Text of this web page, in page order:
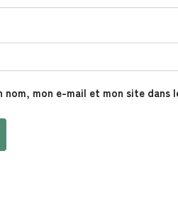
nom, mon e-mail et mon site